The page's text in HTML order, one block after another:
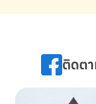
ภาษา ผ่านประสบการณ์ก
075-691910ติดต